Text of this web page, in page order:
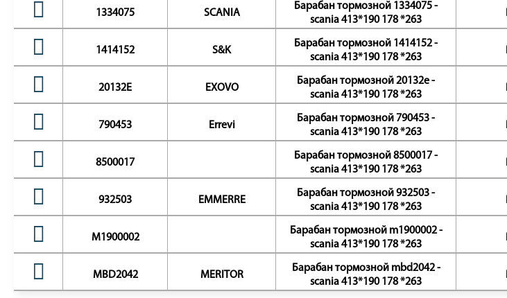
1334075 SCANIA
Барабан тормозной 1334075 -
scania 413*190 178 *263
1414152 S&K
Барабан тормозной 1414152 -
scania 413*190 178 *263
20132E EXOVO
Барабан тормозной 20132e -
scania 413*190 178 *263
790453 Errevi
Барабан тормозной 790453 -
scania 413*190 178 *263
8500017
Барабан тормозной 8500017 -
scania 413*190 178 *263
932503 EMMERRE
Барабан тормозной 932503 -
scania 413*190 178 *263
M1900002
Барабан тормозной m1900002 -
scania 413*190 178 *263
MBD2042 MERITOR
Барабан тормозной mbd2042 -
scania 413*190 178 *263